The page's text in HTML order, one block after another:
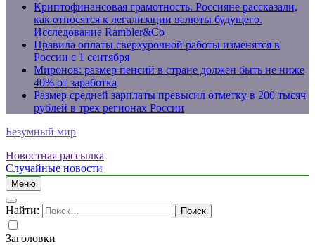
Криптофинансовая грамотность. Россияне рассказали,
как относятся к легализации валюты будущего.
Исследование Rambler&Co
Правила оплаты сверхурочной работы изменятся в
России с 1 сентября
Миронов: размер пенсий в стране должен быть не ниже
40% от заработка
Размер средней зарплаты превысил отметку в 200 тысяч
рублей в трех регионах России
Безумный мир
Новостная рассылка
Случайные новости
Меню
Найти:
Заголовки